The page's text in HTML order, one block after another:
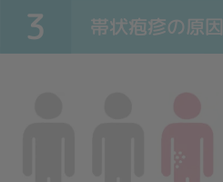
3 帯状疱疹の原因